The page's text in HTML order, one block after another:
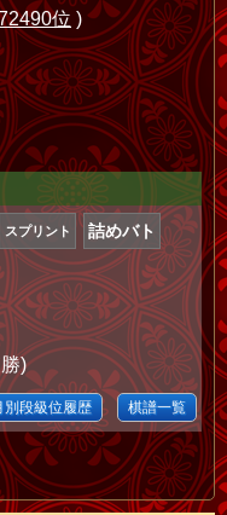
位 )
スプリント 詰めバト
)
別段級位履歴 棋譜一覧